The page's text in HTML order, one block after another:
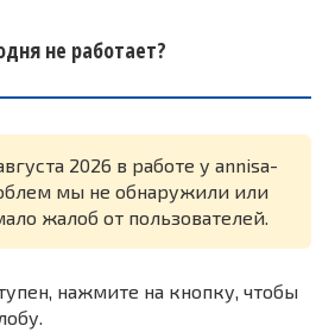
не работает?
2026 в работе у annisa-
мы не обнаружили или
жалоб от пользователей.
нажмите на кнопку, чтобы